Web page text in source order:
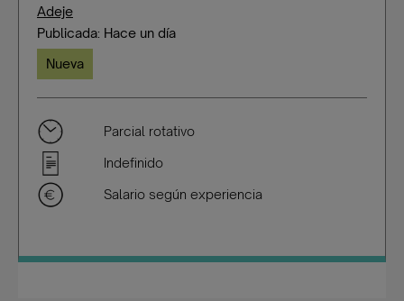
Adeje
Publicada: Hace un día
Nueva
Parcial rotativo
Indefinido
Salario según experiencia